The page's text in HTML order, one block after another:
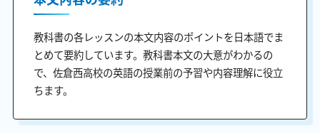
教科書の各レッスンの本文内容のポイントを日本語でま
とめて要約しています。教科書本文の大意がわかるの
で、佐倉西高校の英語の授業前の予習や内容理解に役立
ちます。